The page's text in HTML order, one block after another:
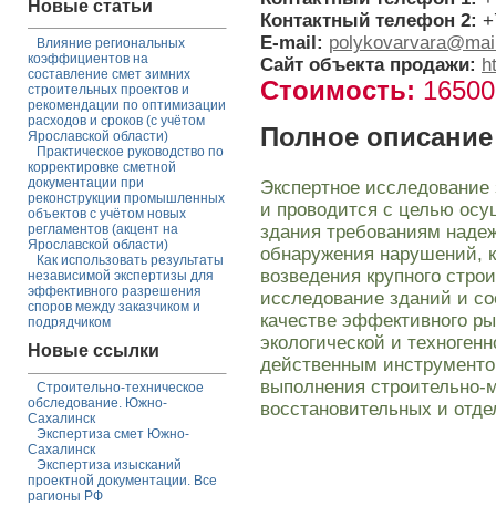
Новые статьи
Влияние региональных
коэффициентов на
составление смет зимних
строительных проектов и
рекомендации по оптимизации
расходов и сроков (с учётом
Ярославской области)
Практическое руководство по
корректировке сметной
документации при
реконструкции промышленных
объектов с учётом новых
регламентов (акцент на
Ярославской области)
Как использовать результаты
независимой экспертизы для
эффективного разрешения
споров между заказчиком и
подрядчиком
Новые ссылки
Строительно-техническое
обследование. Южно-
Сахалинск
Экспертиза смет Южно-
Сахалинск
Экспертиза изысканий
проектной документации. Все
рагионы РФ
Контактный телефон 2:
E-mail:
Сайт объекта продажи:
Стоимость:
Полное
Экспертное
и проводится с целью
здания требованиям
обнаружения нарушений,
возведения крупного
исследование зданий и
качестве эффективного
экологической и
действенным
выполнения
восстановительных и